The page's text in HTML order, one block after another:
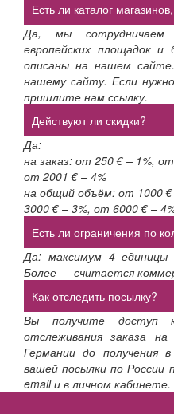
Есть ли каталог
Да, мы
европейских площадок и
описаны на нашем
нашему сайту. Если
пришлите нам ссылку.
Действуют ли скидки?
Да:
на заказ: от 250 € – 1%,
от 2001 € – 4%
на общий объём: от 1000
3000 € – 3%, от 6000 € –
Есть ли ограничения по
Да: максимум 4
Более — считается
Как отследить посылку?
Вы получите доступ
отслеживания заказа
Германии до получения
вашей посылки по России
email и в личном кабинете.